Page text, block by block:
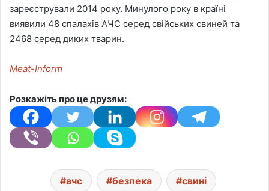
зареєстрували 2014 року. Минулого року в країні
виявили 48 спалахів АЧС серед свійських свиней та
2468 серед диких тварин.
Meat-Inform
Розкажіть про це друзям:
ачс безпека свині